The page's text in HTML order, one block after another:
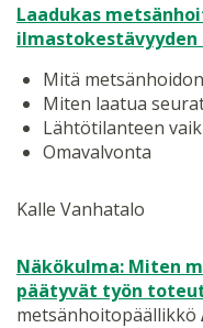
Laadukas
Mitä
Miten laatua
Lähtötilanteen
Omavalvonta
Kalle Vanhatalo
Näkökulma: Miten
päätyvät työn
metsänhoitopäällikkö